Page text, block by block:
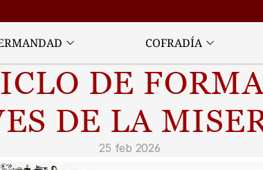
COFRADÍA
DE
DE LA
25 feb 2026